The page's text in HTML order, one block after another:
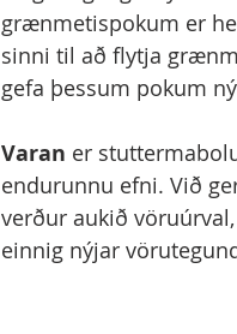
grænmetispokum er
sinni til að flytja
gefa þessum pokum
Varan er
endurunnu efni. Við
verður aukið
einnig nýjar